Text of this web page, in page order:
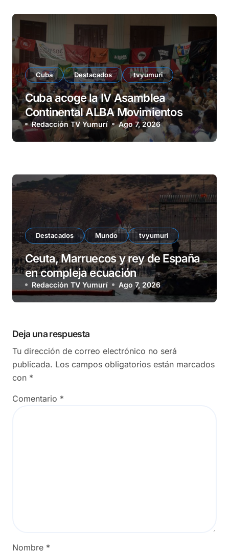
Cuba Destacados tvyumuri
Cuba acoge la IV Asamblea
Continental ALBA Movimientos
Redacción TV Yumurí Ago 7, 2026
Destacados Mundo tvyumuri
Ceuta, Marruecos y rey de España
en compleja ecuación
Redacción TV Yumurí Ago 7, 2026
Deja una respuesta
Tu dirección de correo electrónico no será
publicada. Los campos obligatorios están marcados
con *
Comentario *
Nombre *